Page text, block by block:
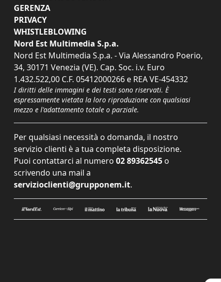
GERENZA
PRIVACY
WHISTLEBLOWING
Nord Est Multimedia S.p.a.
Nord Est Multimedia S.p.a. - Via Alessandro Poerio,
34, 30171 Venezia (VE). Cap. Soc. i.v. Euro
1.432.522,00 C.F. 05412000266 e REA VE-454332
I diritti delle immagini e dei testi sono riservati. È
espressamente vietata la loro riproduzione con qualsiasi
mezzo e l'adattamento totale o parziale.
Per qualsiasi necessità o domanda, il nostro
servizio clienti è a tua completa disposizione.
Puoi contattarci al numero 02 89362545 o
scrivendo una mail a
servizioclienti@grupponem.it.